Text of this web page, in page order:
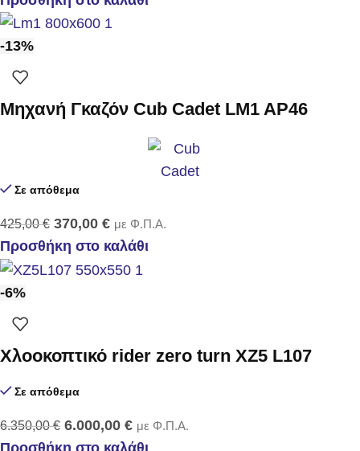
-13%
Μηχανή Γκαζόν Cub Cadet LM1 AP46
Σε απόθεμα
425,00€ 370,00 € με Φ.Π.Α.
Προσθήκη στο καλάθι
-6%
Χλοοκοπτικό rider zero turn XZ5 L107
Σε απόθεμα
6.350,00€ 6.000,00 € με Φ.Π.Α.
Προσθήκη στο καλάθι